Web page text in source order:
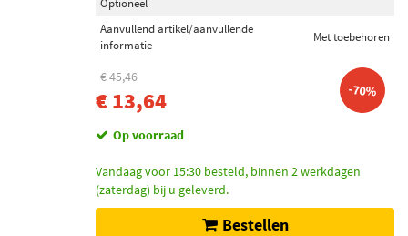
Optioneel
Aanvullend artikel/aanvullende
informatie
Met toebehoren
€ 45,46
€ 13,64 -70%
Op voorraad
Vandaag voor 15:30 besteld, binnen 2 werkdagen
(zaterdag) bij u geleverd.
Bestellen